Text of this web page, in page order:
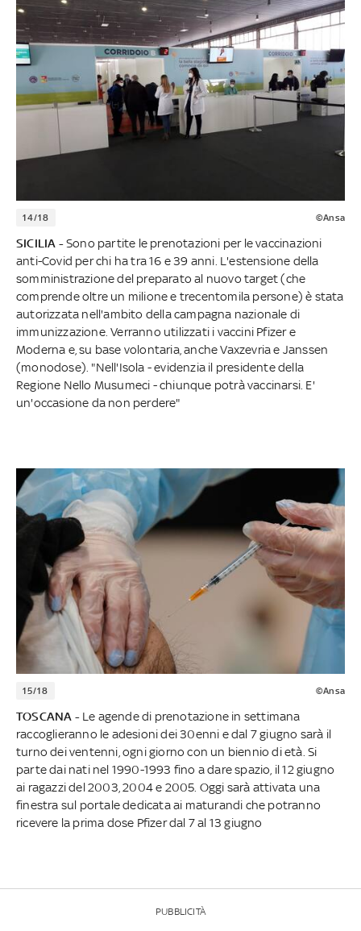
14/18 ©Ansa
SICILIA -Sono partite le prenotazioni per le vaccinazioni
anti-Covid per chi ha tra 16 e 39 anni. L'estensione della
somministrazione del preparato al nuovo target (che
comprende oltre un milione e trecentomila persone) è stata
autorizzata nell'ambito della campagna nazionale di
immunizzazione. Verranno utilizzati i vaccini Pfizer e
Moderna e, su base volontaria, anche Vaxzevria e Janssen
(monodose). "Nell'Isola - evidenzia il presidente della
Regione Nello Musumeci - chiunque potrà vaccinarsi. E'
un'occasione da non perdere"
15/18 ©Ansa
TOSCANA -Le agende di prenotazione in settimana
raccoglieranno le adesioni dei 30enni e dal 7 giugno sarà il
turno dei ventenni, ogni giorno con un biennio di età. Si
parte dai nati nel 1990-1993 fino a dare spazio, il 12 giugno
ai ragazzi del 2003, 2004 e 2005. Oggi sarà attivata una
finestra sul portale dedicata ai maturandi che potranno
ricevere la prima dose Pfizer dal 7 al 13 giugno
PUBBLICITÀ